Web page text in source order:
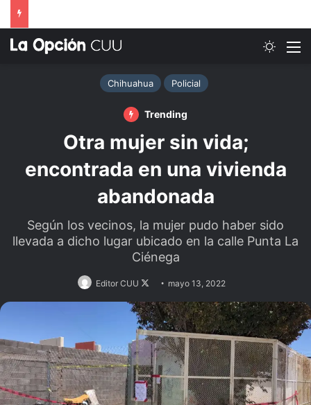
Chihuahua Policial
Trending
Otra mujer sin vida;
encontrada en una vivienda
abandonada
Según los vecinos, la mujer pudo haber sido
llevada a dicho lugar ubicado en la calle Punta La
Ciénega
Editor CUU
Follow
on
X
mayo 13, 2022